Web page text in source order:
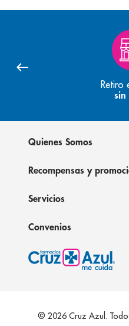
Retiro
sin
Quienes Somos
Recompensas y
Servicios
Convenios
© 2026 Cruz Azul.